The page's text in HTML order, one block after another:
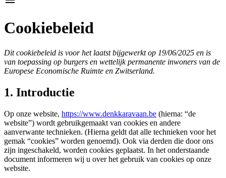
Cookiebeleid
Dit cookiebeleid is voor het laatst bijgewerkt op 19/06/2025 en is
van toepassing op burgers en wettelijk permanente inwoners van de
Europese Economische Ruimte en Zwitserland.
1. Introductie
Op onze website, https://www.denkkaravaan.be (hierna: “de
website”) wordt gebruikgemaakt van cookies en andere
aanverwante technieken. (Hierna geldt dat alle technieken voor het
gemak “cookies” worden genoemd). Ook via derden die door ons
zijn ingeschakeld, worden cookies geplaatst. In het onderstaande
document informeren wij u over het gebruik van cookies op onze
website.